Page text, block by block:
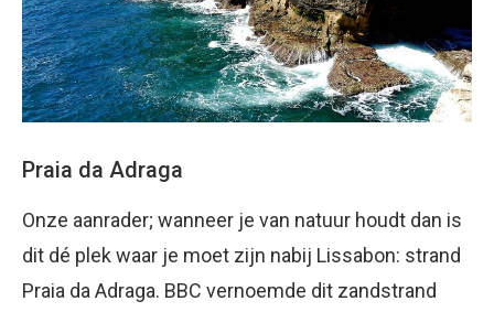
Praia da Adraga
Onze aanrader; wanneer je van natuur houdt dan is
dit dé plek waar je moet zijn nabij Lissabon: strand
Praia da Adraga. BBC vernoemde dit zandstrand